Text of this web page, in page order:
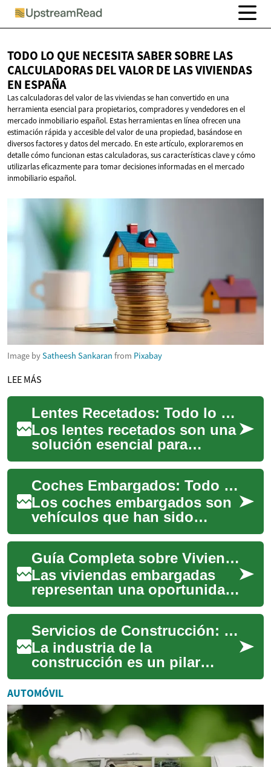
TODO LO QUE NECESITA SABER SOBRE LAS
CALCULADORAS DEL VALOR DE LAS VIVIENDAS
EN ESPAÑA
Las calculadoras del valor de las viviendas se han convertido en una
herramienta esencial para propietarios, compradores y vendedores en el
mercado inmobiliario español. Estas herramientas en línea ofrecen una
estimación rápida y accesible del valor de una propiedad, basándose en
diversos factores y datos del mercado. En este artículo, exploraremos en
detalle cómo funcionan estas calculadoras, sus características clave y cómo
utilizarlas eficazmente para tomar decisiones informadas en el mercado
inmobiliario español.
Image bySatheesh Sankaran from Pixabay
LEE MÁS
Lentes Recetados: Todo lo que Necesitas Saber
Los lentes recetados son una
solución esencial para
millones de personas en todo
el mundo que sufren de
problemas de ...
Coches Embargados: Todo lo que Necesitas Saber
Los coches embargados son
vehículos que han sido
recuperados por entidades
financieras o bancos debido
al incumplimie...
Guía Completa sobre Viviendas Embargadas: Lo que Necesitas Saber
Las viviendas embargadas
representan una oportunidad
significativa en el mercado
inmobiliario español,
ofreciendo la ...
Servicios de Construcción: Todo lo que Necesitas Saber
La industria de la
construcción es un pilar
fundamental en el desarrollo
de cualquier sociedad. Desde
la edificación ...
AUTOMÓVIL